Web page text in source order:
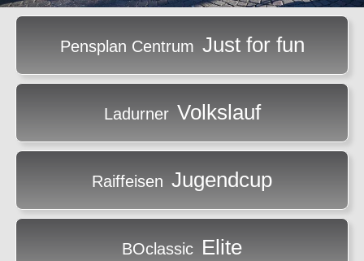
Pensplan Centrum Just for fun
Ladurner Volkslauf
Raiffeisen Jugendcup
BOclassic Elite